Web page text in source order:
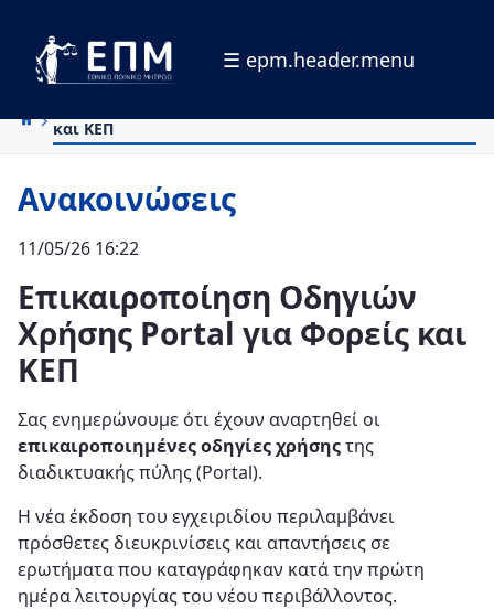
☰ epm.header.menu
και ΚΕΠ
Ανακοινώσεις
11/05/26 16:22
Επικαιροποίηση Οδηγιών
Χρήσης Portal για Φορείς και
ΚΕΠ
Σας ενημερώνουμε ότι έχουν αναρτηθεί οι
επικαιροποιημένες οδηγίες χρήσηςτης
διαδικτυακής πύλης (Portal).
Η νέα έκδοση του εγχειριδίου περιλαμβάνει
πρόσθετες διευκρινίσεις και απαντήσεις σε
ερωτήματα που καταγράφηκαν κατά την πρώτη
ημέρα λειτουργίας του νέου περιβάλλοντος.